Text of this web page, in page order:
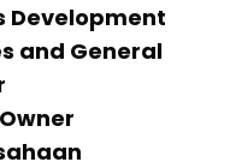
Development
and General